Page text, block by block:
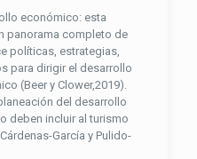
económico: esta
panorama completo de
políticas, estrategias,
para dirigir el desarrollo
(Beer y Clower,2019).
del desarrollo
deben incluir al turismo
García y Pulido-